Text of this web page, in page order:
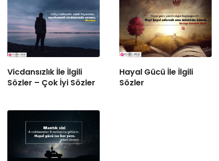
Vicdansızlık İle İlgili
Sözler – Çok İyi Sözler
Hayal Gücü İle İlgili
Sözler